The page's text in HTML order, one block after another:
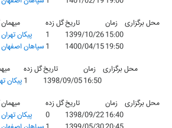
میهمان گل زدهتاریخ زمان
محل برگزاری
پيکان تهران 1 1399/10/2615:00
سپاهان اصفهان 1 1400/04/1519:50
گل زدهتاریخ زمان
محل برگزاری
پيکان 1 1398/09/0516:50
میهمان گل زدهتاریخ زمان
محل برگزاری
پيکان تهران 0 1398/09/2216:40